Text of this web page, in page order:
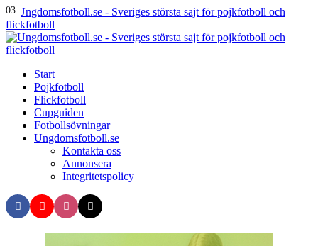
Menu
Search
Menu
Start
Pojkfotboll
Flickfotboll
Cupguiden
Fotbollsövningar
Ungdomsfotboll.se
Kontakta oss
Annonsera
Integritetspolicy
01
02
03